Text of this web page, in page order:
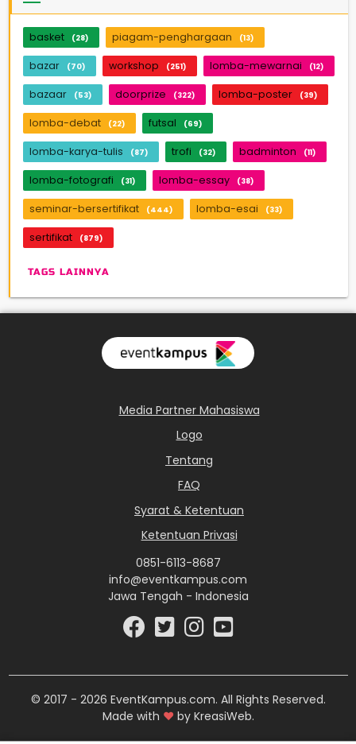
basket (28) piagam-penghargaan (13)
bazar (70) workshop (251) lomba-mewarnai (12)
bazaar (53) doorprize (322) lomba-poster (39)
lomba-debat (22) futsal (69)
lomba-karya-tulis (87) trofi (32) badminton (11)
lomba-fotografi (31) lomba-essay (38)
seminar-bersertifikat (444) lomba-esai (33)
sertifikat (879)
TAGS LAINNYA
Media Partner Mahasiswa
Logo
Tentang
FAQ
Syarat & Ketentuan
Ketentuan Privasi
0851-6113-8687
info@eventkampus.com
Jawa Tengah - Indonesia
© 2017 - 2026 EventKampus.com. All Rights Reserved.
Made with ♥ by KreasiWeb.